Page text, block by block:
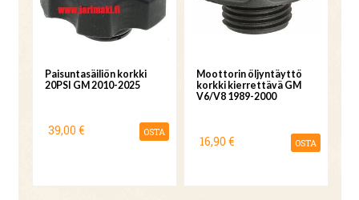
Paisuntasäiliön korkki
20PSI GM 2010-2025
39,00 € OSTA
Moottorin öljyntäyttö
korkki kierrettävä GM
V6/V8 1989-2000
16,90 € OSTA